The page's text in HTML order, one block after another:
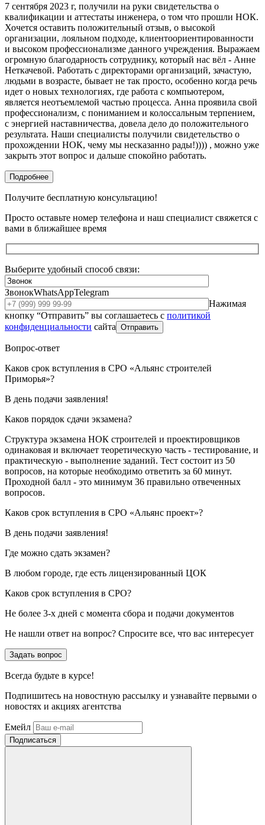
7 сентября 2023 г, получили на руки свидетельства о
квалификации и аттестаты инженера, о том что прошли НОК.
Хочется оставить положительный отзыв, о высокой
организации, лояльном подходе, клиентоориентированности
и высоком профессионализме данного учреждения. Выражаем
огромную благодарность сотруднику, который нас вёл - Анне
Неткачевой. Работать с директорами организаций, зачастую,
людьми в возрасте, бывает не так просто, особенно когда речь
идет о новых технологиях, где работа с компьютером,
является неотъемлемой частью процесса. Анна проявила свой
профессионализм, с пониманием и колоссальным терпением,
с энергией наставничества, довела дело до положительного
результата. Наши специалисты получили свидетельство о
прохождении НОК, чему мы несказанно рады!)))) , можно уже
закрыть этот вопрос и дальше спокойно работать.
Подробнее
Получите бесплатную консультацию!
Просто оставьте номер телефона и наш специалист свяжется с
вами в ближайшее время
Выберите удобный способ связи:
ЗвонокWhatsAppTelegram
Нажимая
кнопку “Отправить” вы соглашаетесь с политикой
конфиденциальности сайта Отправить
Вопрос-ответ
Каков срок вступления в СРО «Альянс строителей
Приморья»?
В день подачи заявления!
Каков порядок сдачи экзамена?
Структура экзамена НОК строителей и проектировщиков
одинаковая и включает теоретическую часть - тестирование, и
практическую - выполнение заданий. Тест состоит из 50
вопросов, на которые необходимо ответить за 60 минут.
Проходной балл - это минимум 36 правильно отвеченных
вопросов.
Каков срок вступления в СРО «Альянс проект»?
В день подачи заявления!
Где можно сдать экзамен?
В любом городе, где есть лицензированный ЦОК
Каков срок вступления в СРО?
Не более 3-х дней с момента сбора и подачи документов
Не нашли ответ на вопрос? Спросите все, что вас интересует
Задать вопрос
Всегда будьте в курсе!
Подпишитесь на новостную рассылку и узнавайте первыми о
новостях и акциях агентства
Емейл